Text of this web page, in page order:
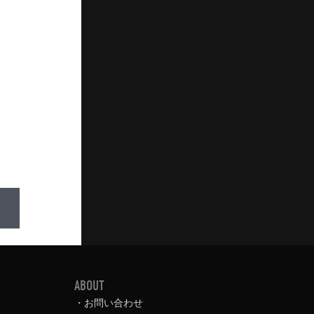
ABOUT
お問い合わせ